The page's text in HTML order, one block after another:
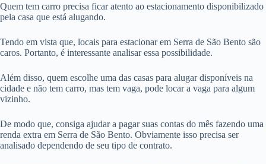
Quem tem carro precisa ficar atento ao estacionamento disponibilizado
pela casa que está alugando.
Tendo em vista que, locais para estacionar em Serra de São Bento são
caros. Portanto, é interessante analisar essa possibilidade.
Além disso, quem escolhe uma das casas para alugar disponíveis na
cidade e não tem carro, mas tem vaga, pode locar a vaga para algum
vizinho.
De modo que, consiga ajudar a pagar suas contas do mês fazendo uma
renda extra em Serra de São Bento. Obviamente isso precisa ser
analisado dependendo de seu tipo de contrato.